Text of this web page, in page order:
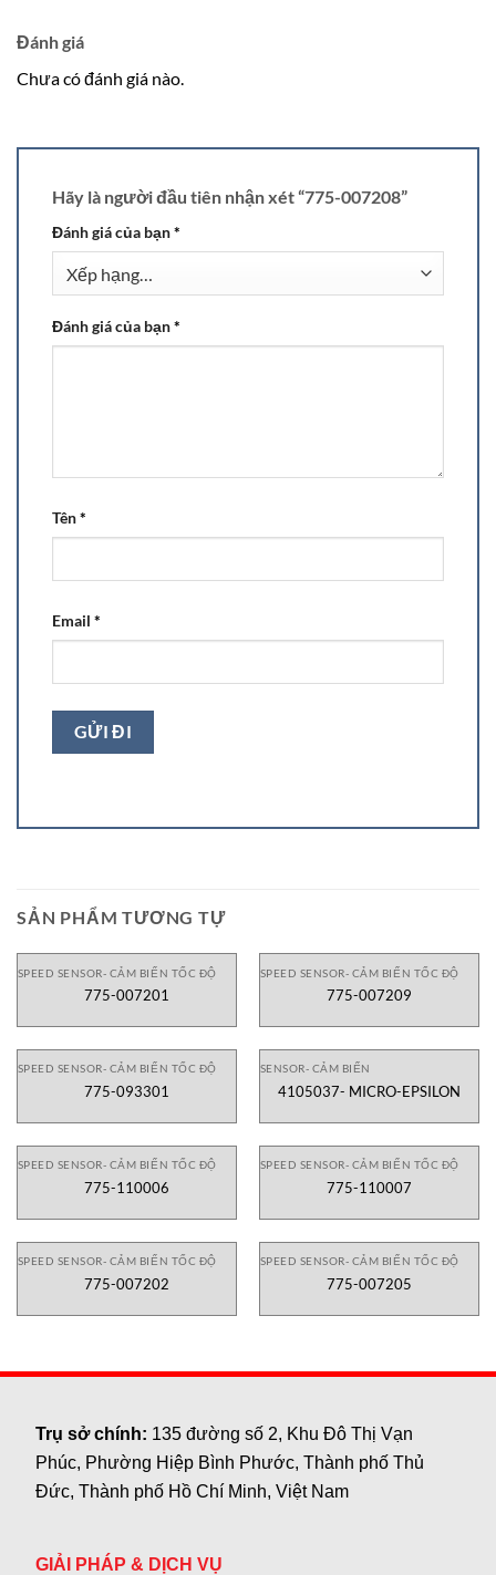
Đánh giá
Chưa có đánh giá nào.
Hãy là người đầu tiên nhận xét “775-007208”
Đánh giá của bạn*
Đánh giá của bạn*
Tên*
Email *
SẢN PHẨM TƯƠNG TỰ
SPEED SENSOR- CẢM BIẾN TỐC ĐỘ
775-007201
SPEED SENSOR- CẢM BIẾN TỐC ĐỘ
775-007209
SPEED SENSOR- CẢM BIẾN TỐC ĐỘ
775-093301
SENSOR- CẢM BIẾN
4105037- MICRO-EPSILON
SPEED SENSOR- CẢM BIẾN TỐC ĐỘ
775-110006
SPEED SENSOR- CẢM BIẾN TỐC ĐỘ
775-110007
SPEED SENSOR- CẢM BIẾN TỐC ĐỘ
775-007202
SPEED SENSOR- CẢM BIẾN TỐC ĐỘ
775-007205
Trụ sở chính: 135 đường số 2, Khu Đô Thị Vạn
Phúc, Phường Hiệp Bình Phước, Thành phố Thủ
Đức, Thành phố Hồ Chí Minh, Việt Nam
GIẢI PHÁP & DỊCH VỤ